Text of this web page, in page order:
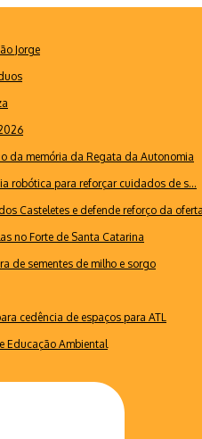
Jorge
da memória da Regata da Autonomia
robótica para reforçar cuidados de s...
Casteletes e defende reforço da
no Forte de Santa Catarina
de sementes de milho e sorgo
cedência de espaços para ATL
Educação Ambiental